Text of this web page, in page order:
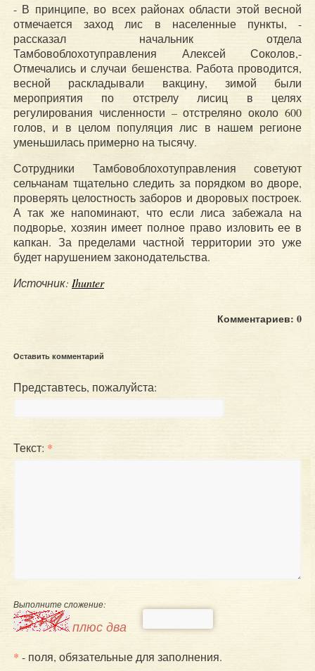
- В принципе, во всех районах области этой весной
отмечается заход лис в населенные пункты, -
рассказал начальник отдела
Тамбовоблохотуправления Алексей Соколов,-
Отмечались и случаи бешенства. Работа проводится,
весной раскладывали вакцину, зимой были
мероприятия по отстрелу лисиц в целях
регулирования численности – отстреляно около 600
голов, и в целом популяция лис в нашем регионе
уменьшилась примерно на тысячу.
Сотрудники Тамбовоблохотуправления советуют
сельчанам тщательно следить за порядком во дворе,
проверять целостность заборов и дворовых построек.
А так же напоминают, что если лиса забежала на
подворье, хозяин имеет полное право изловить ее в
капкан. За пределами частной территории это уже
будет нарушением законодательства.
Источник: Ihunter
Комментариев: 0
Оставить комментарий
Представтесь, пожалуйста:
Текст: *
Выполните сложение:
плюс два
* - поля, обязательные для заполнения.